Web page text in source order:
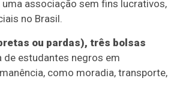
uma associação sem fins lucrativos,
no Brasil.
ou pardas), três bolsas
de estudantes negros em
como moradia, transporte,